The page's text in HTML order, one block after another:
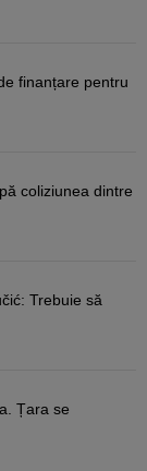
finanțare pentru
coliziunea dintre
Trebuie să
Țara se